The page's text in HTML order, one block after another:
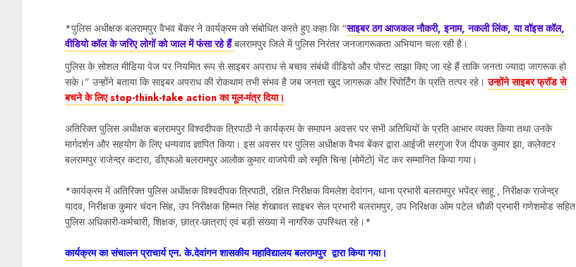
*पुलिस अधीक्षक बलरामपुर वैभव बेंकर ने कार्यक्रम को संबोधित करते हुए कहा कि “साइबर ठग आजकल नौकरी, इनाम, नकली लिंक, या वॉइस कॉल,
वीडियो कॉल के जरिए लोगों को जाल में फंसा रहे हैंबलरामपुर जिले में पुलिस निरंतर जनजागरूकता अभियान चला रही है।
पुलिस के सोशल मीडिया पेज पर नियमित रूप से साइबर अपराध से बचाव संबंधी वीडियो और पोस्ट साझा किए जा रहे हैं ताकि जनता ज्यादा जागरूक हो
सके।” उन्होंने बताया कि साइबर अपराध की रोकथाम तभी संभव है जब जनता खुद जागरूक और रिपोर्टिंग के प्रति तत्पर रहे।उन्होंने साइबर फ्रॉड से
बचने के लिए stop-think-take action का मूल-मंत्र दिया।
अतिरिक्त पुलिस अधीक्षक बलरामपुर विश्वदीपक त्रिपाठी ने कार्यक्रम के समापन अवसर पर सभी अतिथियों के प्रति आभार व्यक्त किया तथा उनके
मार्गदर्शन और सहयोग के लिए धन्यवाद ज्ञापित किया। इस अवसर पर पुलिस अधीक्षक वैभव बेंकर द्वारा आईजी सरगुजा रेंज दीपक कुमार झा, कलेक्टर
बलरामपुर राजेन्द्र कटारा, डीएफओ बलरामपुर आलोक कुमार वाजपेयी को स्मृति चिन्ह (मोमेंटो) भेंट कर सम्मानित किया गया।
*कार्यक्रम में अतिरिक्त पुलिस अधीक्षक विश्वदीपक त्रिपाठी, रक्षित निरीक्षक विमलेश देवांगन, थाना प्रभारी बलरामपुर भपेंद्र साहू , निरीक्षक राजेन्द्र
यादव, निरीक्षक कुमार चंदन सिंह, उप निरीक्षक हिम्मत सिंह शेखावत साइबर सेल प्रभारी बलरामपुर, उप निरिक्षक ओम पटेल चौकी प्रभारी गणेशमोड सहित
पुलिस अधिकारी-कर्मचारी, शिक्षक, छात्र-छात्राएं एवं बड़ी संख्या में नागरिक उपस्थित रहे।*
कार्यक्रम का संचालन प्राचार्य एन. के.देवांगन शासकीय महाविद्यालय बलरामपुर द्वारा किया गया।